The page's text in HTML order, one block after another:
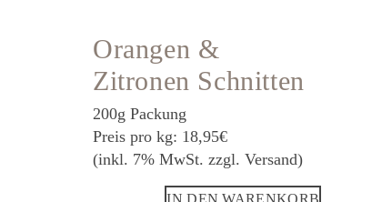
Orangen &
Zitronen Schnitten
200g Packung
Preis pro kg: 18,95€
(inkl. 7% MwSt. zzgl. Versand)
IN DEN WARENKORB